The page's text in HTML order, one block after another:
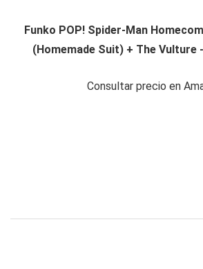
Funko POP! Spider-Man
(Homemade Suit) + The Vulture
Consultar precio en